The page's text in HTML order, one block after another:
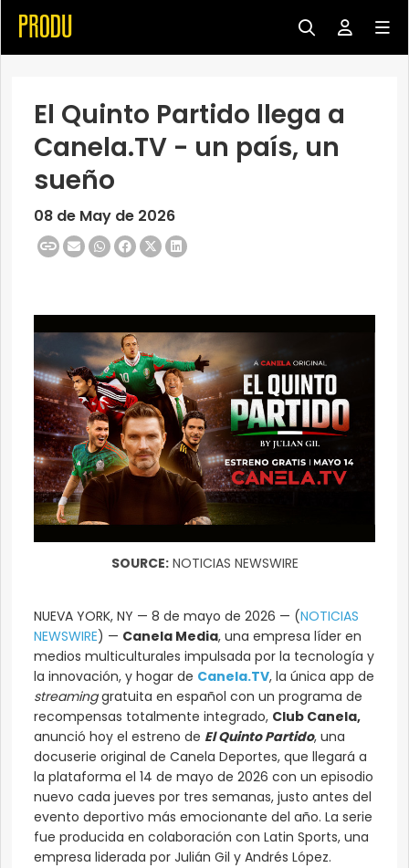
El Quinto Partido llega a
Canela.TV - un país, un
sueño
08 de May de 2026
SOURCE:NOTICIAS NEWSWIRE
NUEVA YORK, NY — 8 de mayo de 2026 — (NOTICIAS
NEWSWIRE) — Canela Media, una empresa líder en
medios multiculturales impulsada por la tecnología y
la innovación, y hogar de Canela.TV, la única app de
streaminggratuita en español con un programa de
recompensas totalmente integrado, Club Canela,
anunció hoy el estreno de El Quinto Partido, una
docuserie original de Canela Deportes, que llegará a
la plataforma el 14 de mayo de 2026 con un episodio
nuevo cada jueves por tres semanas, justo antes del
evento deportivo más emocionante del año. La serie
fue producida en colaboración con Latin Sports, una
empresa liderada por Julián Gil y Andrés López.